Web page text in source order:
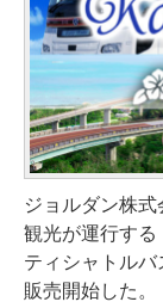
ジョルダン株
観光が運行する
ティシャトル
販売開始した。